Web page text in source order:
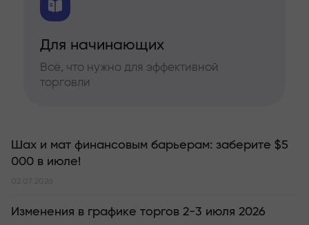
Для начинающих
Всё, что нужно для эффективной
торговли
Шах и мат финансовым барьерам: заберите $5
000 в июле!
02.07.2026
Изменения в графике торгов 2-3 июля 2026